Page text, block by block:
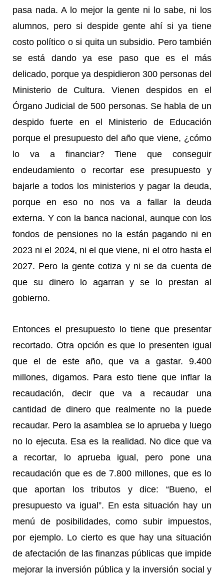
pasa nada. A lo mejor la gente ni lo sabe, ni los
alumnos, pero si despide gente ahí si ya tiene
costo político o si quita un subsidio. Pero también
se está dando ya ese paso que es el más
delicado, porque ya despidieron 300 personas del
Ministerio de Cultura. Vienen despidos en el
Órgano Judicial de 500 personas. Se habla de un
despido fuerte en el Ministerio de Educación
porque el presupuesto del año que viene, ¿cómo
lo va a financiar? Tiene que conseguir
endeudamiento o recortar ese presupuesto y
bajarle a todos los ministerios y pagar la deuda,
porque en eso no nos va a fallar la deuda
externa. Y con la banca nacional, aunque con los
fondos de pensiones no la están pagando ni en
2023 ni el 2024, ni el que viene, ni el otro hasta el
2027. Pero la gente cotiza y ni se da cuenta de
que su dinero lo agarran y se lo prestan al
gobierno.
Entonces el presupuesto lo tiene que presentar
recortado. Otra opción es que lo presenten igual
que el de este año, que va a gastar. 9.400
millones, digamos. Para esto tiene que inflar la
recaudación, decir que va a recaudar una
cantidad de dinero que realmente no la puede
recaudar. Pero la asamblea se lo aprueba y luego
no lo ejecuta. Esa es la realidad. No dice que va
a recortar, lo aprueba igual, pero pone una
recaudación que es de 7.800 millones, que es lo
que aportan los tributos y dice: “Bueno, el
presupuesto va igual”. En esta situación hay un
menú de posibilidades, como subir impuestos,
por ejemplo. Lo cierto es que hay una situación
de afectación de las finanzas públicas que impide
mejorar la inversión pública y la inversión social y